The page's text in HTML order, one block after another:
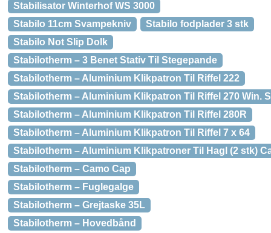
Stabilisator Winterhof WS 3000
Stabilo 11cm Svampekniv
Stabilo fodplader 3 stk
Stabilo Not Slip Dolk
Stabilotherm – 3 Benet Stativ Til Stegepande
Stabilotherm – Aluminium Klikpatron Til Riffel 222
Stabilotherm – Aluminium Klikpatron Til Riffel 270 Win.
Stabilotherm – Aluminium Klikpatron Til Riffel 280R
Stabilotherm – Aluminium Klikpatron Til Riffel 7 x 64
Stabilotherm – Aluminium Klikpatroner Til Hagl (2 stk)
Stabilotherm – Camo Cap
Stabilotherm – Fuglegalge
Stabilotherm – Grejtaske 35L
Stabilotherm – Hovedbånd